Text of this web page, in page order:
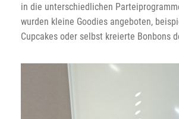
in die unterschiedlichen
wurden kleine Goodies angeboten,
Cupcakes oder selbst kreierte Bonbons